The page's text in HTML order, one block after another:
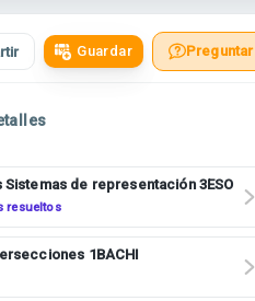
Guardar Preguntar
Sistemas de representación 3ESO
resueltos
1BACHI